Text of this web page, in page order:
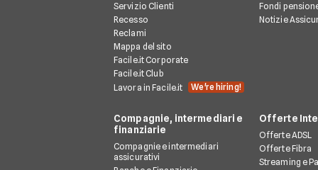
Servizio Clienti
Recesso
Reclami
Mappa del sito
Facile.it Corporate
Facile.it Club
Lavora in Facile.it
We're hiring!
Fondi
Notizie
Compagnie, intermediari e
finanziarie
Compagnie e intermediari
assicurativi
Offerte
Offerte ADSL
Offerte Fibra
Streaming e